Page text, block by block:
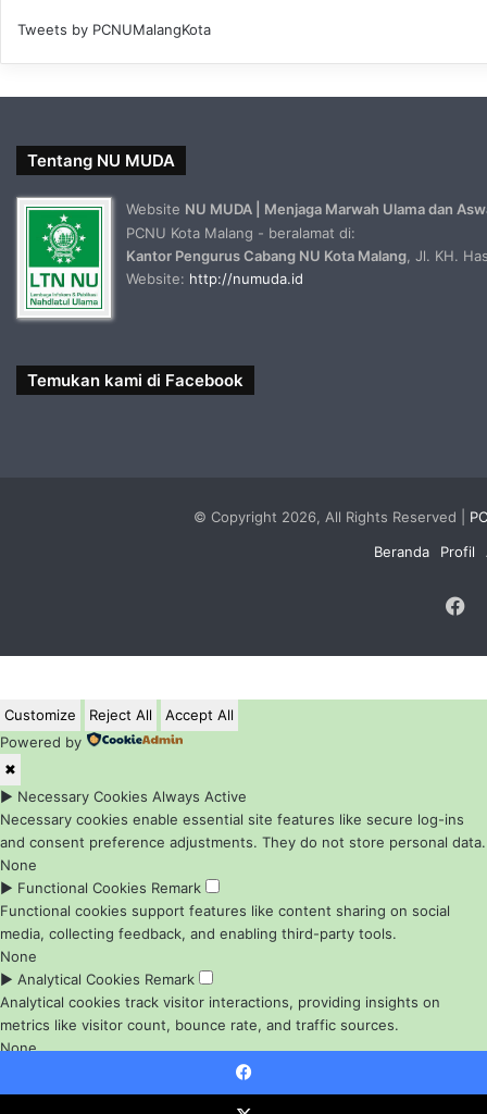
Tweets by PCNUMalangKota
Tentang NU MUDA
Website NU MUDA | Menjaga Marwah Ulama dan
PCNU Kota Malang - beralamat di:
Kantor Pengurus Cabang NU Kota Malang, Jl. KH.
Website: http://numuda.id
Temukan kami di Facebook
© Copyright 2026, All Rights Reserved |
Beranda
Profil
Facebook
Customize Reject All
Accept All
Powered by
✖
► Necessary Cookies Always Active
Necessary cookies enable essential site features like secure log-ins
and consent preference adjustments. They do not store personal data.
None
► Functional Cookies Remark
Functional cookies support features like content sharing on social
media, collecting feedback, and enabling third-party tools.
None
► Analytical Cookies Remark
Analytical cookies track visitor interactions, providing insights on
metrics like visitor count, bounce rate, and traffic sources.
None
Advertisement cookies deliver personalized ads based on your